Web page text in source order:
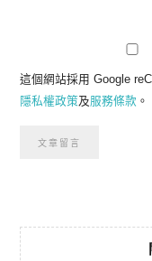
這個網站採用 Google
隱私權政策及服務條款 。